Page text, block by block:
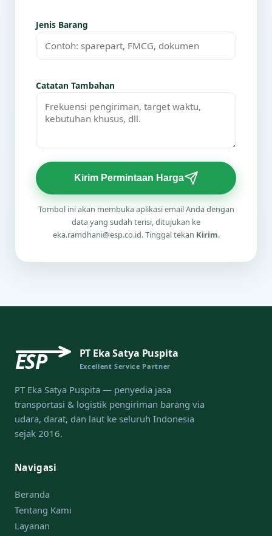
Jenis Barang
Catatan Tambahan
Kirim Permintaan Harga
Tombol ini akan membuka aplikasi email Anda dengan
data yang sudah terisi, ditujukan ke
eka.ramdhani@esp.co.id. Tinggal tekan Kirim.
ESP PT Eka Satya Puspita
Excellent Service Partner
PT Eka Satya Puspita — penyedia jasa
transportasi & logistik pengiriman barang via
udara, darat, dan laut ke seluruh Indonesia
sejak 2016.
Navigasi
Beranda
Tentang Kami
Layanan